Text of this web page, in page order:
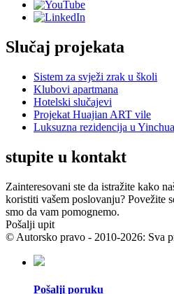
Slučaj projekata
Sistem za svježi zrak u školi
Klubovi apartmana
Hotelski slučajevi
Projekat Huajian ART vile
Luksuzna rezidencija u
stupite u kontakt
Zainteresovani ste da istražite kako
koristiti vašem poslovanju? Povežite
smo da vam pomognemo.
Pošalji upit
© Autorsko pravo - 2010-2026: Sva
Pošalji poruku